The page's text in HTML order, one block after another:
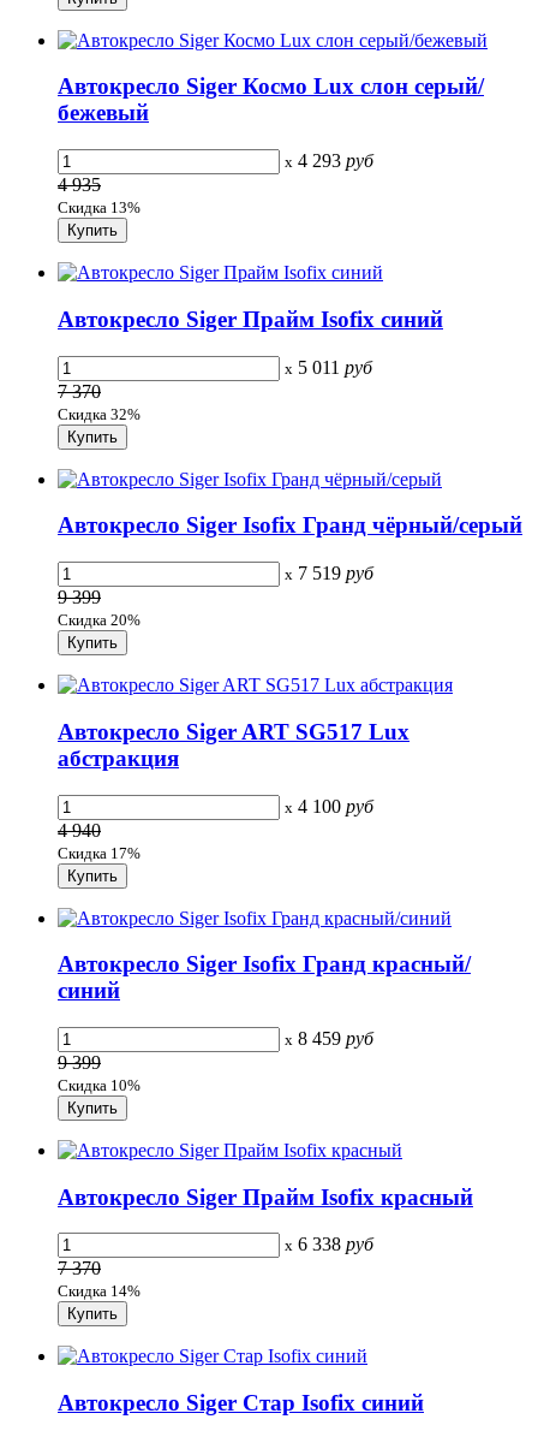
Автокресло Siger Космо Lux слон серый/
бежевый
x 4 293 руб
4 935
Скидка 13%
Автокресло Siger Прайм Isofix синий
x 5 011 руб
7 370
Скидка 32%
Автокресло Siger Isofix Гранд чёрный/серый
x 7 519 руб
9 399
Скидка 20%
Автокресло Siger ART SG517 Lux
абстракция
x 4 100 руб
4 940
Скидка 17%
Автокресло Siger Isofix Гранд красный/
синий
x 8 459 руб
9 399
Скидка 10%
Автокресло Siger Прайм Isofix красный
x 6 338 руб
7 370
Скидка 14%
Автокресло Siger Стар Isofix синий